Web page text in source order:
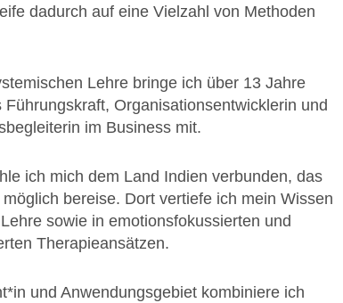
dadurch auf eine Vielzahl von Methoden
Lehre bringe ich über 13 Jahre
Führungskraft, Organisationsentwicklerin und
im Business mit.
ich mich dem Land Indien verbunden, das
bereise. Dort vertiefe ich mein Wissen
sowie in emotionsfokussierten und
Therapieansätzen.
und Anwendungsgebiet kombiniere ich